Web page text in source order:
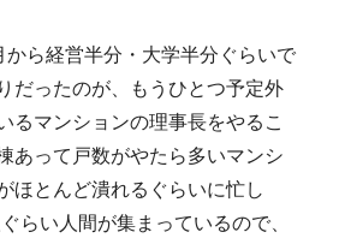
ら経営半分・大学半分ぐらいで
だったのが、もうひとつ予定外
るマンションの理事長をやるこ
あって戸数がやたら多いマンシ
ほとんど潰れるぐらいに忙し
らい人間が集まっているので、